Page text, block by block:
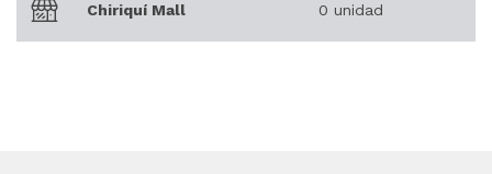
Chiriquí Mall 0 unidad